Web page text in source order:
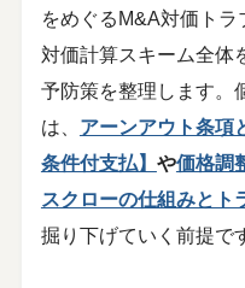
をめぐるM&A対価トラ
対価計算スキーム全体
予防策を整理します。
は、 アーンアウト条項
条件付支払】 や価格調
スクローの仕組みとト
掘り下げていく前提で